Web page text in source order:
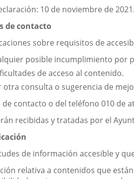
10 de noviembre de 2021.
de contacto
sobre requisitos de
posible incumplimiento por
de acceso al contenido.
consulta o sugerencia de
contacto o del teléfono 010 de
recibidas y tratadas por el
de información accesible y
relativa a contenidos que